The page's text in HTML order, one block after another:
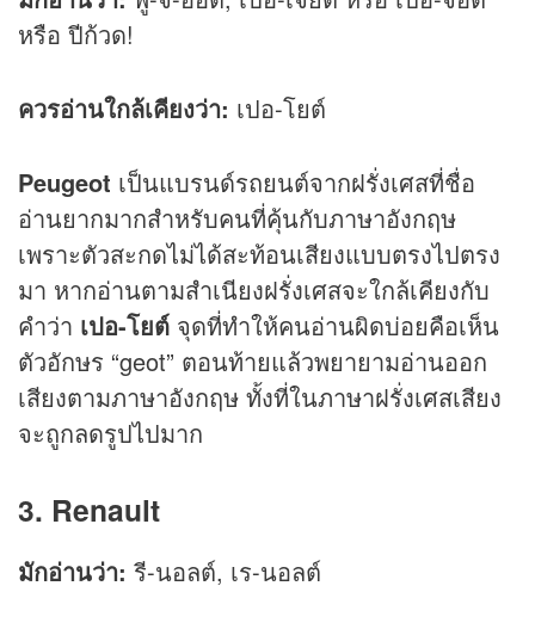
หรือ ปีก้วด!
ควรอ่านใกล้เคียงว่า: เปอ-โยต์
Peugeot เป็นแบรนด์รถยนต์จากฝรั่งเศสที่ชื่อ
อ่านยากมากสำหรับคนที่คุ้นกับภาษาอังกฤษ
เพราะตัวสะกดไม่ได้สะท้อนเสียงแบบตรงไปตรง
มา หากอ่านตามสำเนียงฝรั่งเศสจะใกล้เคียงกับ
คำว่า เปอ-โยต์ จุดที่ทำให้คนอ่านผิดบ่อยคือเห็น
ตัวอักษร “geot” ตอนท้ายแล้วพยายามอ่านออก
เสียงตามภาษาอังกฤษ ทั้งที่ในภาษาฝรั่งเศสเสียง
จะถูกลดรูปไปมาก
3. Renault
มักอ่านว่า: รี-นอลต์, เร-นอลต์